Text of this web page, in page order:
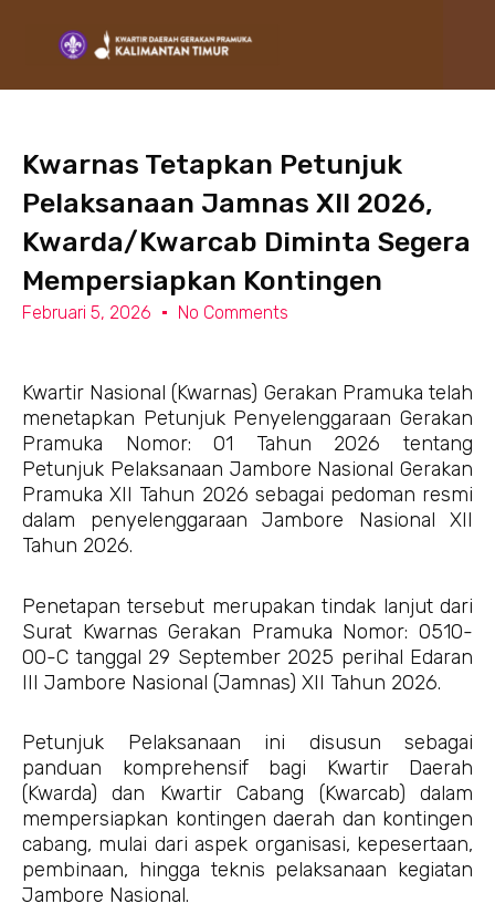
Kwarnas Tetapkan Petunjuk
Pelaksanaan Jamnas XII 2026,
Kwarda/Kwarcab Diminta Segera
Mempersiapkan Kontingen
Februari 5, 2026 No Comments
Kwartir Nasional (Kwarnas) Gerakan Pramuka telah
menetapkan Petunjuk Penyelenggaraan Gerakan
Pramuka Nomor: 01 Tahun 2026 tentang
Petunjuk Pelaksanaan Jambore Nasional Gerakan
Pramuka XII Tahun 2026 sebagai pedoman resmi
dalam penyelenggaraan Jambore Nasional XII
Tahun 2026.
Penetapan tersebut merupakan tindak lanjut dari
Surat Kwarnas Gerakan Pramuka Nomor: 0510-
00-C tanggal 29 September 2025 perihal Edaran
III Jambore Nasional (Jamnas) XII Tahun 2026.
Petunjuk Pelaksanaan ini disusun sebagai
panduan komprehensif bagi Kwartir Daerah
(Kwarda) dan Kwartir Cabang (Kwarcab) dalam
mempersiapkan kontingen daerah dan kontingen
cabang, mulai dari aspek organisasi, kepesertaan,
pembinaan, hingga teknis pelaksanaan kegiatan
Jambore Nasional.